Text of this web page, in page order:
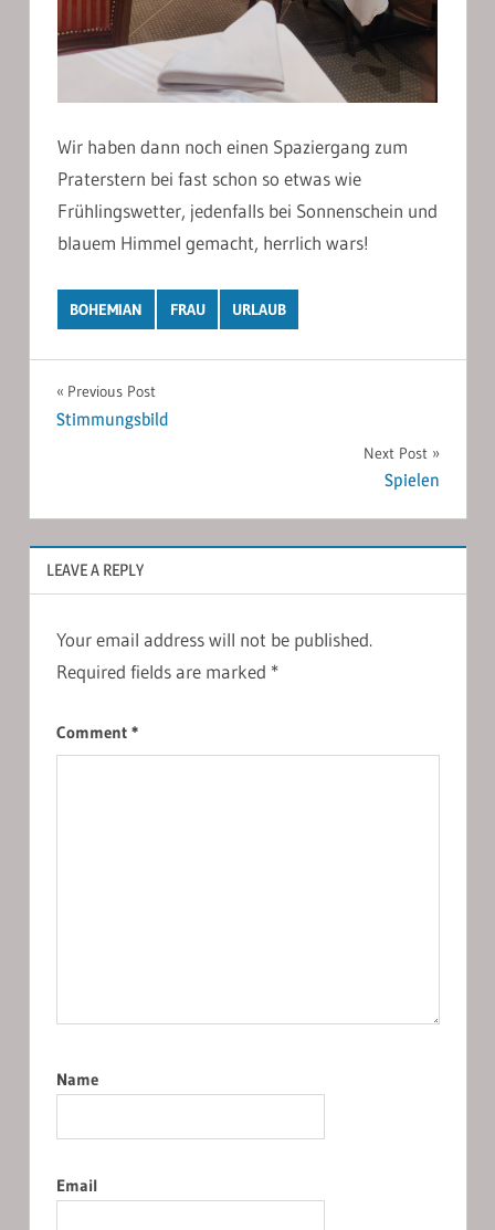
Wir haben dann noch einen Spaziergang zum
Praterstern bei fast schon so etwas wie
Frühlingswetter, jedenfalls bei Sonnenschein und
blauem Himmel gemacht, herrlich wars!
BOHEMIAN FRAU URLAUB
Post
navigation
Previous Post
Stimmungsbild
Next Post
Spielen
LEAVE A REPLY
Your email address will not be published.
Required fields are marked *
Comment *
Name
Email